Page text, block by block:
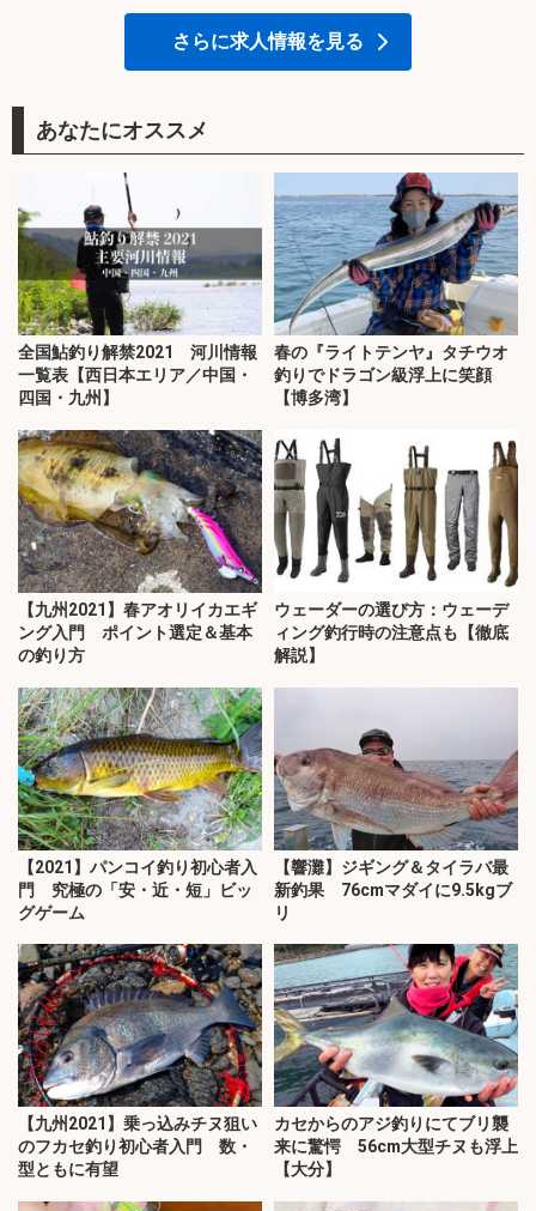
さらに求人情報を見る
あなたにオススメ
全国鮎釣り解禁2021 河川情報
一覧表【西日本エリア／中国・
四国・九州】
春の『ライトテンヤ』タチウオ
釣りでドラゴン級浮上に笑顔
【博多湾】
【九州2021】春アオリイカエギ
ング入門 ポイント選定＆基本
の釣り方
ウェーダーの選び方：ウェーデ
ィング釣行時の注意点も【徹底
解説】
【2021】パンコイ釣り初心者入
門 究極の「安・近・短」ビッ
グゲーム
【響灘】ジギング＆タイラバ最
新釣果 76cmマダイに9.5kgブ
リ
【九州2021】乗っ込みチヌ狙い
のフカセ釣り初心者入門 数・
型ともに有望
カセからのアジ釣りにてブリ襲
来に驚愕 56cm大型チヌも浮上
【大分】